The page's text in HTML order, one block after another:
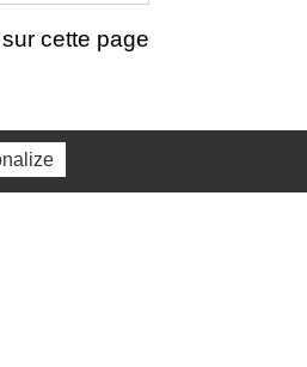
cette page